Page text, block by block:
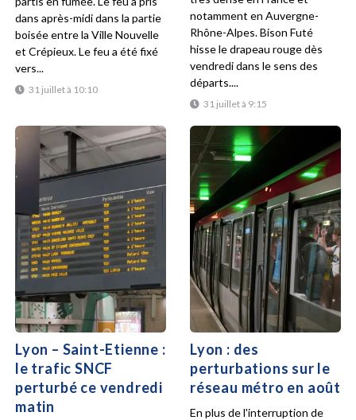
31 juillet à 10:10
dans après-midi dans la partie
boisée entre la Ville Nouvelle
et Crépieux. Le feu a été fixé
vers...
31 juillet à 9:15
notamment en Auvergne-
Rhône-Alpes. Bison Futé
hisse le drapeau rouge dès
vendredi dans le sens des
départs....
Lyon – Saint-Etienne :
le trafic SNCF
perturbé ce vendredi
matin
Lyon : des
perturbations sur le
réseau métro en août
En plus de l'interruption de